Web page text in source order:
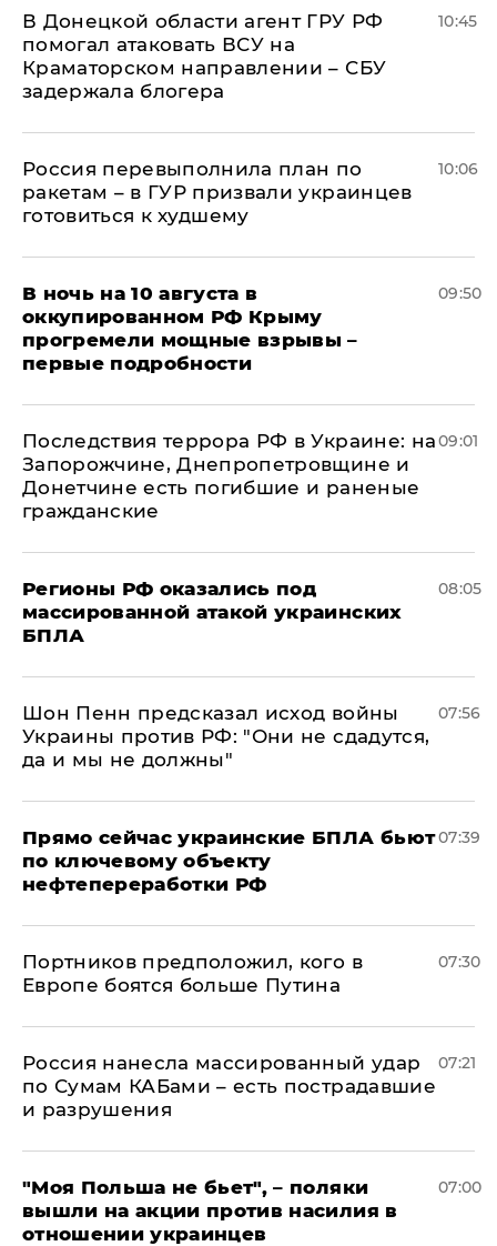
В Донецкой области агент ГРУ РФ
помогал атаковать ВСУ на
Краматорском направлении – СБУ
задержала блогера
10:45
Россия перевыполнила план по
ракетам – в ГУР призвали украинцев
готовиться к худшему
10:06
В ночь на 10 августа в
оккупированном РФ Крыму
прогремели мощные взрывы –
первые подробности
09:50
Последствия террора РФ в Украине: на
Запорожчине, Днепропетровщине и
Донетчине есть погибшие и раненые
гражданские
09:01
Регионы РФ оказались под
массированной атакой украинских
БПЛА
08:05
Шон Пенн предсказал исход войны
Украины против РФ: "Они не сдадутся,
да и мы не должны"
07:56
Прямо сейчас украинские БПЛА бьют
по ключевому объекту
нефтепереработки РФ
07:39
Портников предположил, кого в
Европе боятся больше Путина
07:30
Россия нанесла массированный удар
по Сумам КАБами – есть пострадавшие
и разрушения
07:21
"Моя Польша не бьет", – поляки
вышли на акции против насилия в
отношении украинцев
07:00